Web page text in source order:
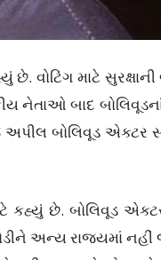
વોટિંગ માટે
નેતાઓ બાદ
અપીલ બોલિવૂડ એક્ટર
કહ્યું છે. બોલિવૂડ
અન્ય રાજ્યમાં